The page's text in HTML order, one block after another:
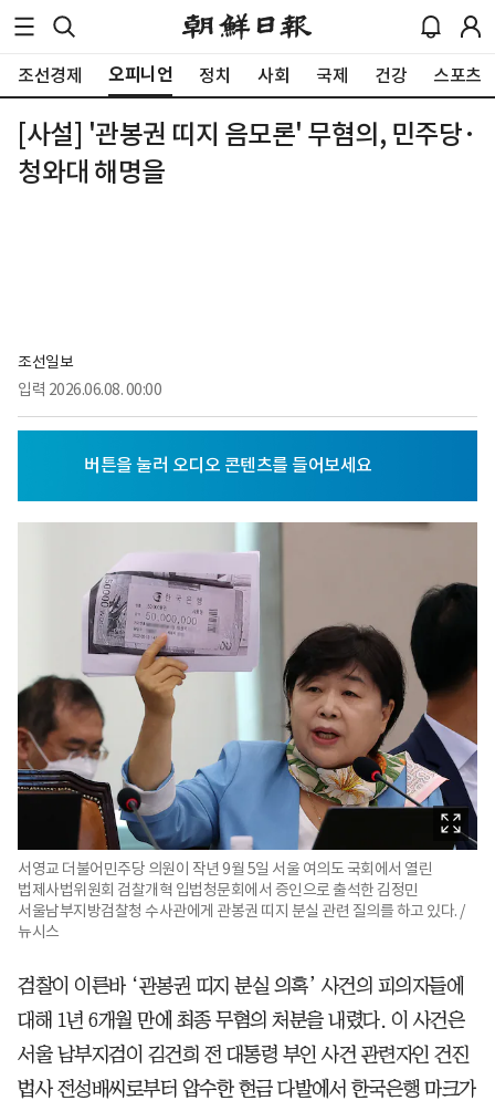
조선경제 오피니언 정치 사회 국제 건강 스포츠
[사설] '관봉권 띠지 음모론' 무혐의, 민주당·
청와대 해명을
조선일보
입력 2026.06.08. 00:00
서영교 더불어민주당 의원이 작년 9월 5일 서울 여의도 국회에서 열린
법제사법위원회 검찰개혁 입법청문회에서 증인으로 출석한 김정민
서울남부지방검찰청 수사관에게 관봉권 띠지 분실 관련 질의를 하고 있다. /
뉴시스
검찰이 이른바 ‘관봉권 띠지 분실 의혹’ 사건의 피의자들에
대해 1년 6개월 만에 최종 무혐의 처분을 내렸다. 이 사건은
서울 남부지검이 김건희 전 대통령 부인 사건 관련자인 건진
법사 전성배씨로부터 압수한 현금 다발에서 한국은행 마크가